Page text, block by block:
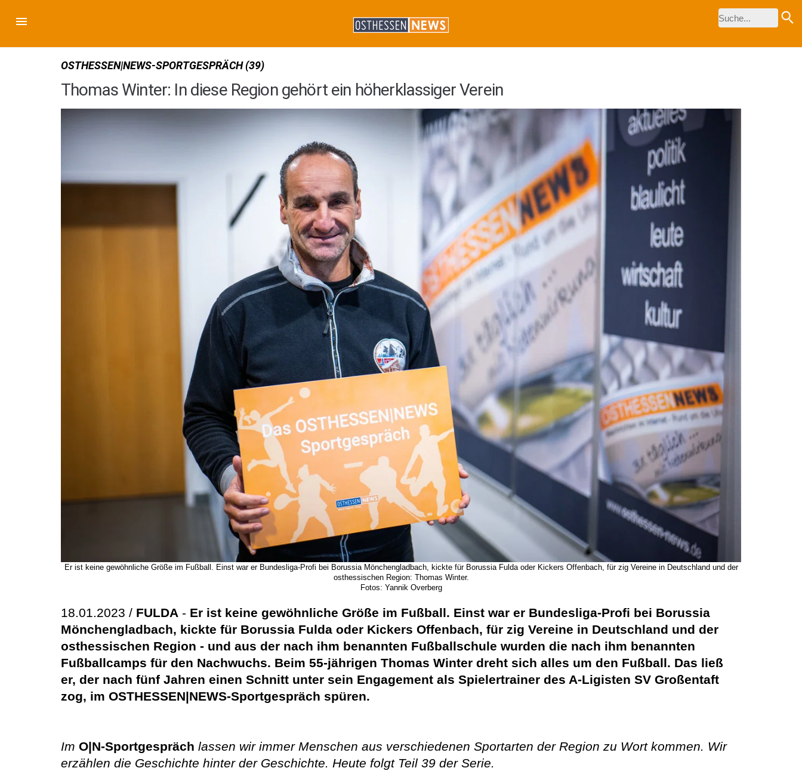
OSTHESSEN|NEWS-SPORTGESPRÄCH (39)
Thomas Winter: In diese Region gehört ein höherklassiger Verein
Er ist keine gewöhnliche Größe im Fußball. Einst war er Bundesliga-Profi bei Borussia Mönchengladbach, kickte für Borussia Fulda oder Kickers Offenbach, für zig Vereine in Deutschland und der
osthessischen Region: Thomas Winter.
Fotos: Yannik Overberg
18.01.2023 / FULDA - Er ist keine gewöhnliche Größe im Fußball. Einst war er Bundesliga-Profi bei Borussia
Mönchengladbach, kickte für Borussia Fulda oder Kickers Offenbach, für zig Vereine in Deutschland und der
osthessischen Region - und aus der nach ihm benannten Fußballschule wurden die nach ihm benannten
Fußballcamps für den Nachwuchs. Beim 55-jährigen Thomas Winter dreht sich alles um den Fußball. Das ließ
er, der nach fünf Jahren einen Schnitt unter sein Engagement als Spielertrainer des A-Ligisten SV Großentaft
zog, im OSTHESSEN|NEWS-Sportgespräch spüren.
Im O|N-Sportgespräch lassen wir immer Menschen aus verschiedenen Sportarten der Region zu Wort kommen. Wir
erzählen die Geschichte hinter der Geschichte. Heute folgt Teil 39 der Serie.